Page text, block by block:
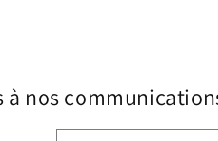
à nos